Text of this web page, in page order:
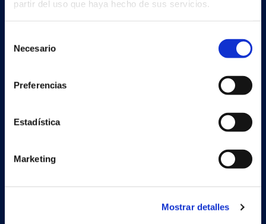
partir del uso que haya hecho de sus servicios.
Necesario
Preferencias
Estadística
Marketing
Mostrar detalles
Document Capture
Expense Management
Cookie and privacy policy
Trust Center
Software License Terms & Terms of Service